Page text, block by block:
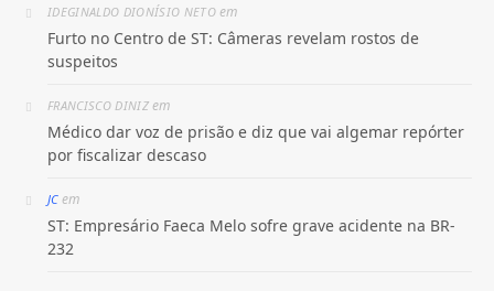
IDEGINALDO DIONÍSIO NETOem
Furto no Centro de ST: Câmeras revelam rostos de
suspeitos
FRANCISCO DINIZem
Médico dar voz de prisão e diz que vai algemar repórter
por fiscalizar descaso
JCem
ST: Empresário Faeca Melo sofre grave acidente na BR-
232